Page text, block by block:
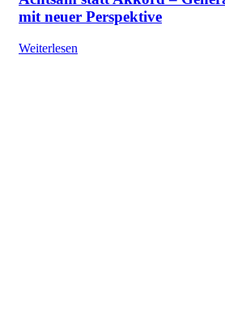
mit neuer Perspektive
Weiterlesen